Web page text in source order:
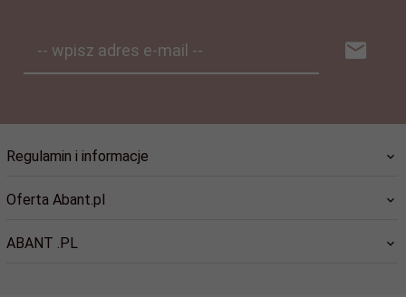
-- wpisz adres e-mail --
Regulamin i informacje
Oferta Abant.pl
ABANT .PL